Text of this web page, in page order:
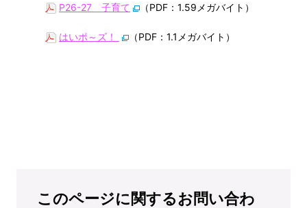
P26-27 子育て （PDF：1.59メガバイト）
はいポ～ズ！ （PDF：1.1メガバイト）
このページに関するお問い合わ